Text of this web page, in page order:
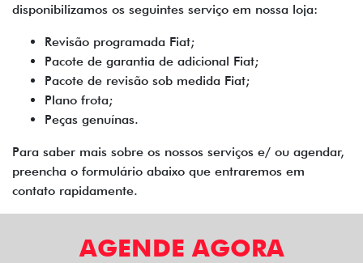
disponibilizamos os seguintes serviço em nossa loja:
Revisão programada Fiat;
Pacote de garantia de adicional Fiat;
Pacote de revisão sob medida Fiat;
Plano frota;
Peças genuínas.
Para saber mais sobre os nossos serviços e/ ou agendar,
preencha o formulário abaixo que entraremos em
contato rapidamente.
AGENDE AGORA